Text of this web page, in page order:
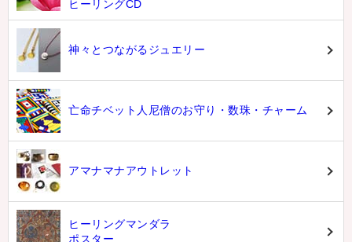
ヒーリングCD
神々とつながるジュエリー
亡命チベット人尼僧のお守り・数珠・チャーム
アマナマナアウトレット
ヒーリングマンダラ
ポスター